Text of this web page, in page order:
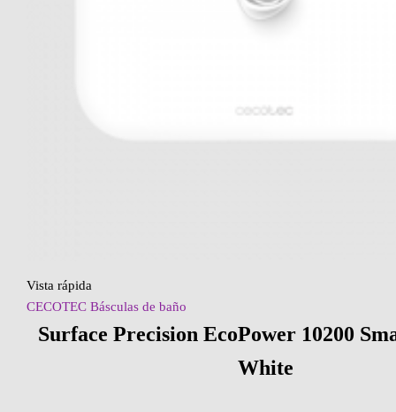
Vista rápida
CECOTEC Básculas de baño
Surface Precision EcoPower 10200
White